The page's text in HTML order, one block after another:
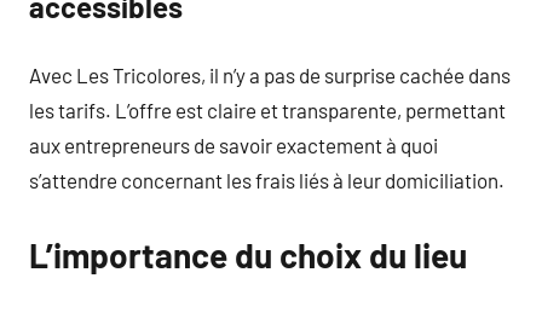
Avec Les Tricolores, il n’y a pas de surprise cachée dans
les tarifs. L’offre est claire et transparente, permettant
aux entrepreneurs de savoir exactement à quoi
s’attendre concernant les frais liés à leur domiciliation.
L’importance du choix du lieu